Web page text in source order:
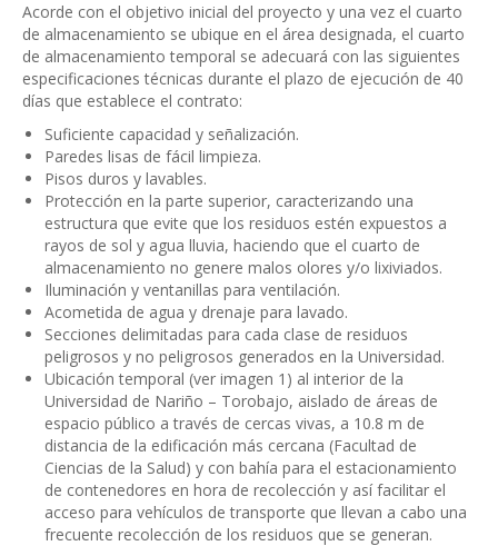
Acorde con el objetivo inicial del proyecto y una vez el cuarto
de almacenamiento se ubique en el área designada, el cuarto
de almacenamiento temporal se adecuará con las siguientes
especificaciones técnicas durante el plazo de ejecución de 40
días que establece el contrato:
Suficiente capacidad y señalización.
Paredes lisas de fácil limpieza.
Pisos duros y lavables.
Protección en la parte superior, caracterizando una
estructura que evite que los residuos estén expuestos a
rayos de sol y agua lluvia, haciendo que el cuarto de
almacenamiento no genere malos olores y/o lixiviados.
Iluminación y ventanillas para ventilación.
Acometida de agua y drenaje para lavado.
Secciones delimitadas para cada clase de residuos
peligrosos y no peligrosos generados en la Universidad.
Ubicación temporal (ver imagen 1) al interior de la
Universidad de Nariño – Torobajo, aislado de áreas de
espacio público a través de cercas vivas, a 10.8 m de
distancia de la edificación más cercana (Facultad de
Ciencias de la Salud) y con bahía para el estacionamiento
de contenedores en hora de recolección y así facilitar el
acceso para vehículos de transporte que llevan a cabo una
frecuente recolección de los residuos que se generan.